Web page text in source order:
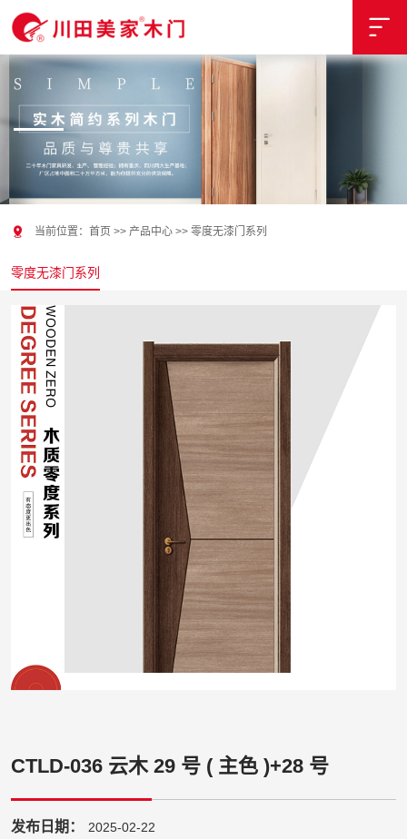

零度无漆门系列
 当前位置： 首页 >> 产品中心 >> 零度无漆门系列
CTLD-036 云木 29 号 ( 主色 )+28 号
发布日期： 2025-02-22